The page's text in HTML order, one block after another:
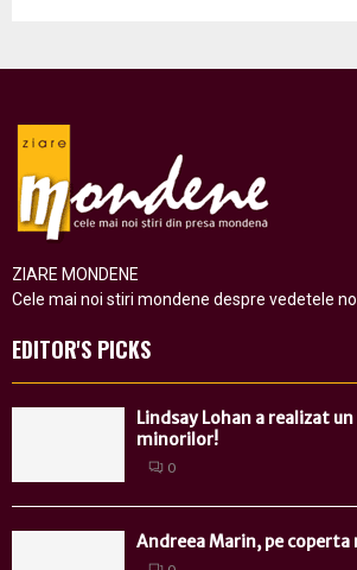
ZIARE MONDENE
Cele mai noi stiri mondene despre vedetele
EDITOR'S PICKS
Lindsay Lohan a realizat
minorilor!
0
Andreea Marin, pe coperta